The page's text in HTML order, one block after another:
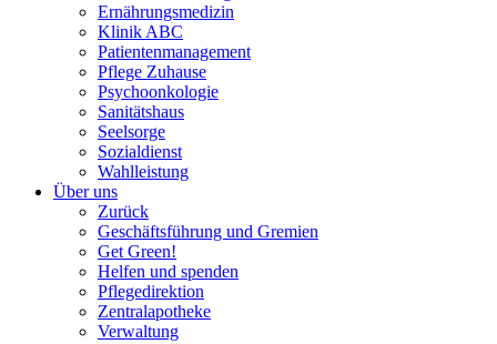
Ernährungsmedizin
Klinik ABC
Patientenmanagement
Pflege Zuhause
Psychoonkologie
Sanitätshaus
Seelsorge
Sozialdienst
Wahlleistung
Über uns
Zurück
Geschäftsführung und Gremien
Get Green!
Helfen und spenden
Pflegedirektion
Zentralapotheke
Verwaltung